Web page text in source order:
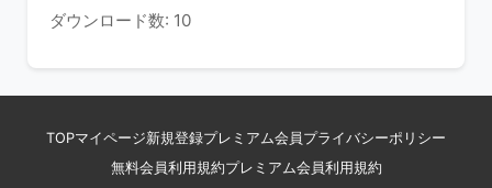
ダウンロード数: 10
TOPマイページ新規登録プレミアム会員 プライバシーポリシー
無料会員利用規約プレミアム会員利用規約